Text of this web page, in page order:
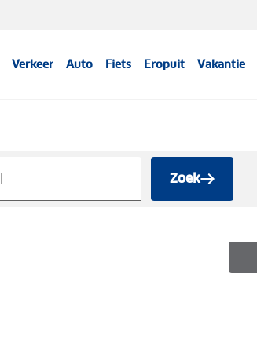
Verkeer Auto Fiets Eropuit Vakantie
Zoek